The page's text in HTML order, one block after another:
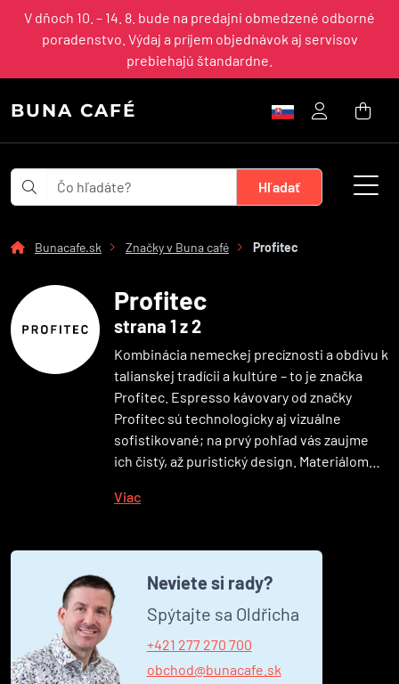
V dňoch 10. – 14. 8. bude na predajni obmedzené odborné
poradenstvo. Výdaj a príjem objednávok aj servisov
prebiehajú štandardne.
BUNA CAFÉ
Bunacafe.sk Značky v Buna café Profitec
Profitec
strana 1 z 2
Kombinácia nemeckej precíznosti a obdivu k
talianskej tradícii a kultúre – to je značka
Profitec. Espresso kávovary od značky
Profitec sú technologicky aj vizuálne
sofistikované; na prvý pohľad vás zaujme
ich čistý, až puristický design. Materiálom…
Viac
Neviete si rady?
Spýtajte sa Oldřicha
+421 277 270 700
obchod@bunacafe.sk